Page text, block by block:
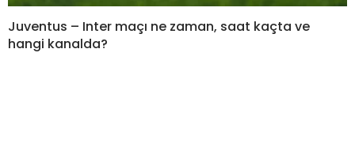
Juventus – Inter maçı ne zaman, saat kaçta ve
hangi kanalda?